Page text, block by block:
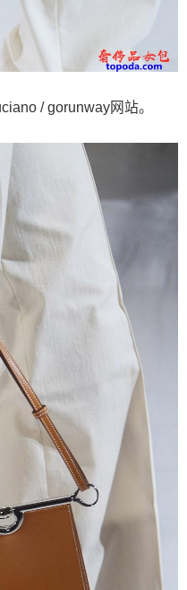
/ gorunway网站。